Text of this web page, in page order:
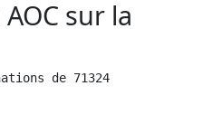
sur la
de 71324